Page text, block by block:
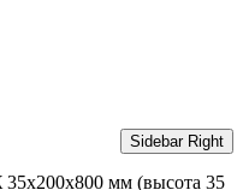
Sidebar Right
мм (высота 35